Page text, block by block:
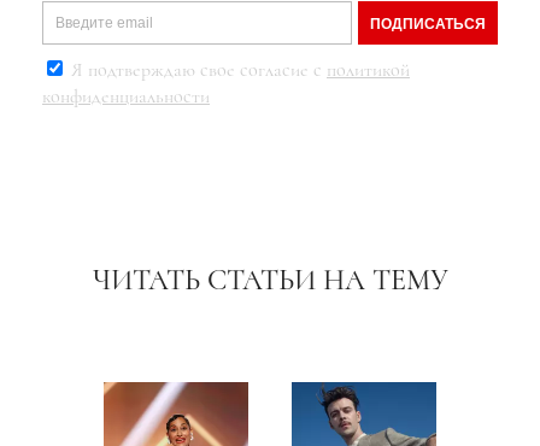
ПОДПИСАТЬСЯ
Я подтверждаю свое согласие с политикой
конфиденциальности
ЧИТАТЬ СТАТЬИ НА ТЕМУ